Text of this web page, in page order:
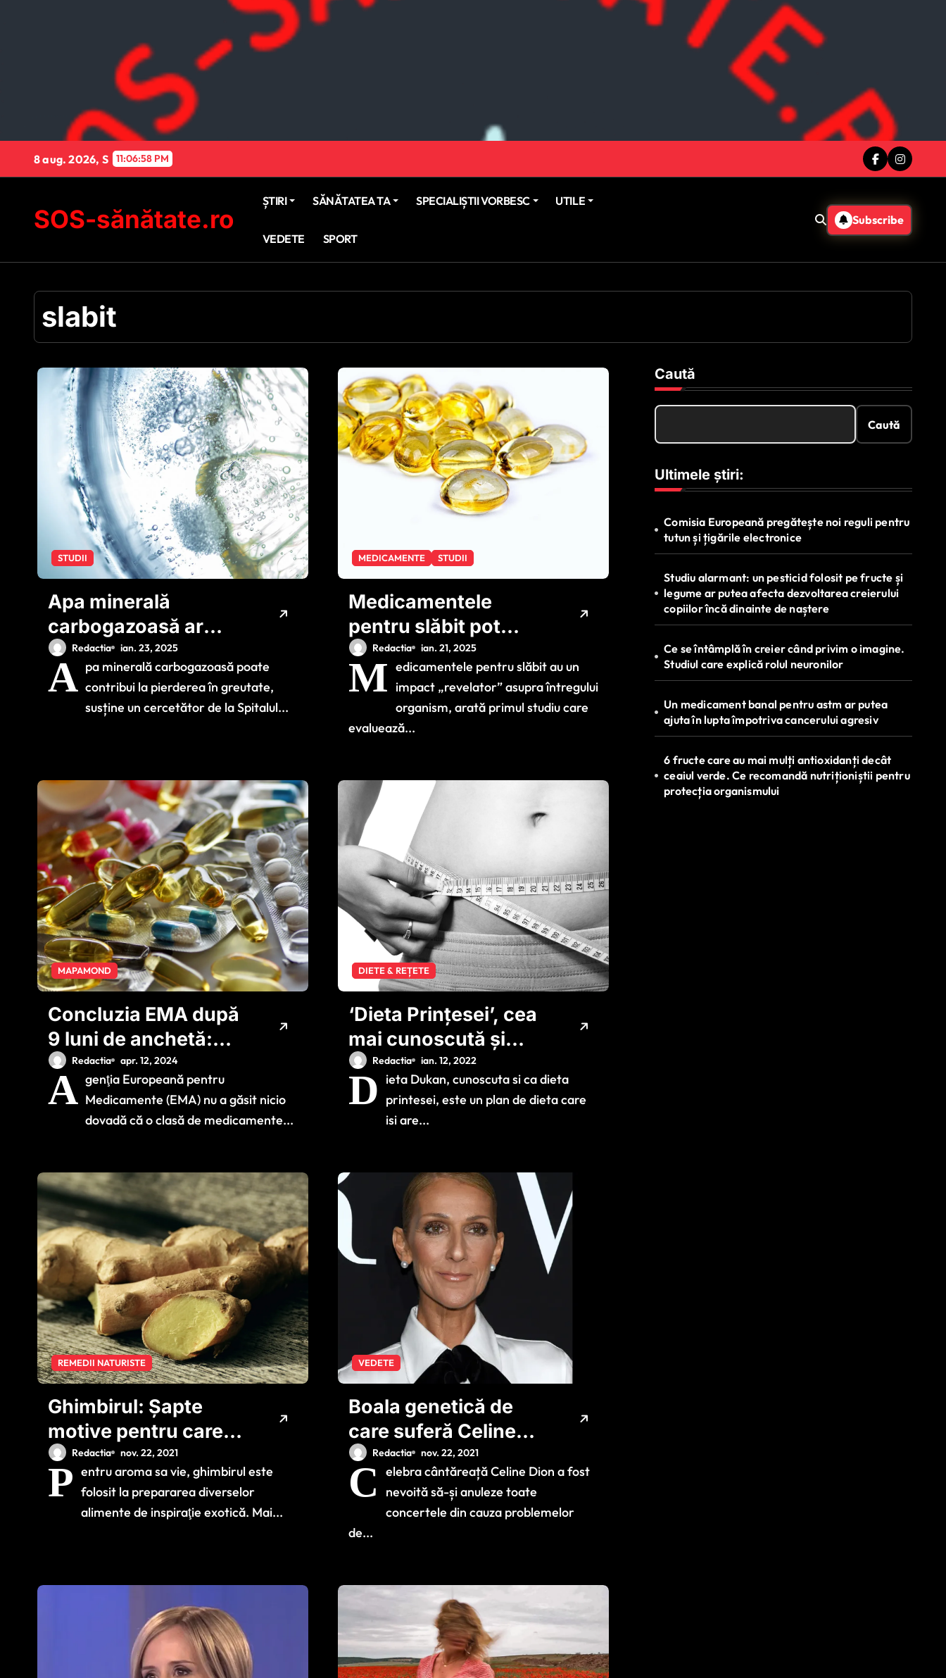
8 aug. 2026, S 11:07:00 PM
SOS-sănătate.ro
ȘTIRI SĂNĂTATEA TA SPECIALIȘTII VORBESC UTILE
VEDETE SPORT
Subscribe
slabit
STUDII
Apa minerală
carbogazoasă ar
putea ajuta la slăbit
Redactia ian. 23, 2025
A pa minerală carbogazoasă poate
contribui la pierderea în greutate,
susține un cercetător de la Spitalul...
MEDICAMENTE STUDII
Medicamentele
pentru slăbit pot
îmbunătăți
sănătatea generală
Redactia ian. 21, 2025
M edicamentele pentru slăbit au un
impact „revelator” asupra întregului
organism, arată primul studiu care
evaluează...
MAPAMOND
Concluzia EMA după
9 luni de anchetă:
Nu există nici o
legătură între
medicamentele
Redactia apr. 12, 2024
A genţia Europeană pentru
Medicamente (EMA) nu a găsit nicio
dovadă că o clasă de medicamente...
DIETE & REȚETE
‘Dieta Prințesei’, cea
mai cunoscută și
eficientă dietă
Redactia ian. 12, 2022
D ieta Dukan, cunoscuta si ca dieta
printesei, este un plan de dieta care
isi are...
REMEDII NATURISTE
Ghimbirul: Șapte
motive pentru care
este bine să-l
consumăm şi două
pentru care să-l
Redactia nov. 22, 2021
P entru aroma sa vie, ghimbirul este
folosit la prepararea diverselor
alimente de inspiraţie exotică. Mai...
VEDETE
Boala genetică de
care suferă Celine
Dion: a ajuns să
cântărească 40 de
kg
Redactia nov. 22, 2021
C
elebra cântăreață Celine Dion a fost
nevoită să-și anuleze toate
concertele din cauza problemelor
de...
Caută
Caută
Ultimele știri:
Comisia Europeană pregătește noi reguli pentru
tutun și țigările electronice
Studiu alarmant: un pesticid folosit pe fructe și
legume ar putea afecta dezvoltarea creierului
copiilor încă dinainte de naștere
Ce se întâmplă în creier când privim o imagine.
Studiul care explică rolul neuronilor
Un medicament banal pentru astm ar putea
ajuta în lupta împotriva cancerului agresiv
6 fructe care au mai mulți antioxidanți decât
ceaiul verde. Ce recomandă nutriționiștii pentru
protecția organismului